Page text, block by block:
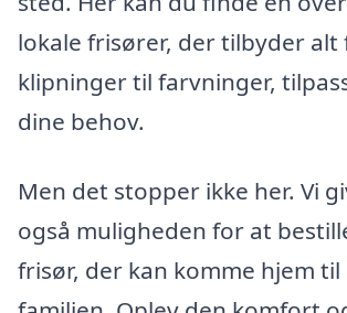
lokale frisører, der tilbyder alt
klipninger til farvninger,
dine behov.
Men det stopper ikke her. Vi
også muligheden for at
frisør, der kan komme hjem til